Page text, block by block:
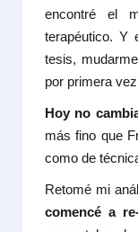
encontré el
terapéutico. Y
tesis,
por primera
Hoy no
más fino que
como de
Retomé mi
comencé a